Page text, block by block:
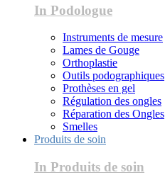
In Podologue
Instruments de mesure
Lames de Gouge
Orthoplastie
Outils podographiques
Prothèses en gel
Régulation des ongles
Réparation des Ongles
Smelles
Produits de soin
In Produits de soin